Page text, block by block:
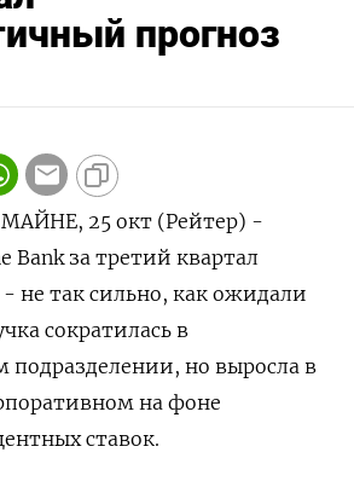
прогноз
25 окт (Рейтер) -
Bank за третий квартал
- не так сильно, как ожидали
сократилась в
но выросла в
на фоне
ставок.